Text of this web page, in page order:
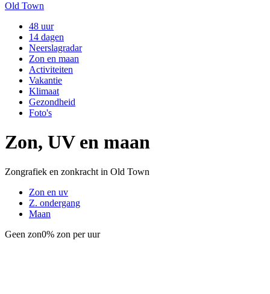
Old Town
48 uur
14 dagen
Neerslagradar
Zon en maan
Activiteiten
Vakantie
Klimaat
Gezondheid
Foto's
Zon, UV en maan
Zongrafiek en zonkracht in Old Town
Zon en uv
Z. ondergang
Maan
Geen zon0% zon per uur